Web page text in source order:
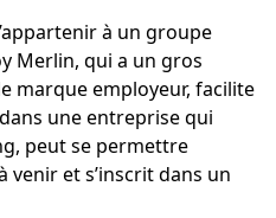
à un groupe
Merlin, qui a un gros
marque employeur, facilite
une entreprise qui
peut se permettre
venir et s’inscrit dans un